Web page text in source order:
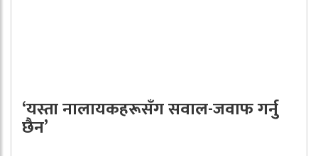
‘यस्ता नालायकहरूसँग सवाल-जवाफ गर्नु
छैन’